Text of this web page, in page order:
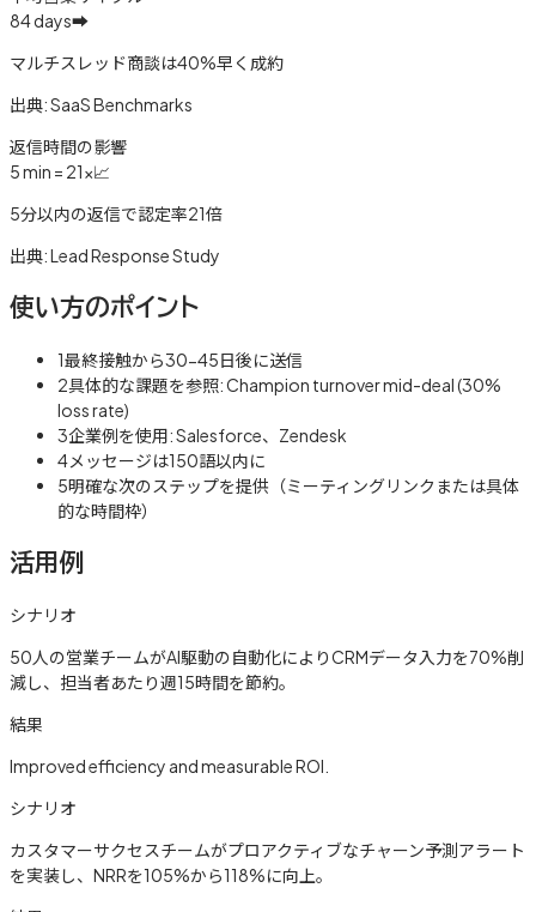
84 days➡️
マルチスレッド商談は40%早く成約
出典:SaaS Benchmarks
返信時間の影響
5 min = 21x📈
5分以内の返信で認定率21倍
出典:Lead Response Study
使い方のポイント
1最終接触から30-45日後に送信
2具体的な課題を参照: Champion turnover mid-deal (30%
loss rate)
3企業例を使用: Salesforce、Zendesk
4メッセージは150語以内に
5明確な次のステップを提供（ミーティングリンクまたは具体
的な時間枠）
活用例
シナリオ
50人の営業チームがAI駆動の自動化によりCRMデータ入力を70%削
減し、担当者あたり週15時間を節約。
結果
Improved efficiency and measurable ROI.
シナリオ
カスタマーサクセスチームがプロアクティブなチャーン予測アラート
を実装し、NRRを105%から118%に向上。